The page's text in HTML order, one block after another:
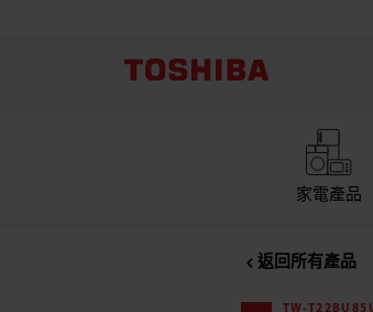
T22BU85UWH(WK)
家電產品
返回所有產品
TW-